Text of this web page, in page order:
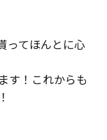
ってほんとに心
す！これからも